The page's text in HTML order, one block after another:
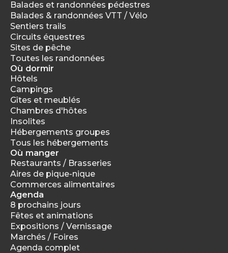
Balades et randonnées pédestres
Balades & randonnées VTT / Vélo
Sentiers trails
Circuits équestres
Sites de pêche
Toutes les randonnées
Où dormir
Hôtels
Campings
Gîtes et meublés
Chambres d'hôtes
Insolites
Hébergements groupes
Tous les hébergements
Où manger
Restaurants / Brasseries
Aires de pique-nique
Commerces alimentaires
Agenda
8 prochains jours
Fêtes et animations
Expositions / Vernissage
Marchés / Foires
Agenda complet